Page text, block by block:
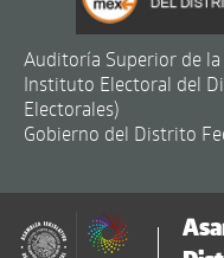
Auditoría Superior de la
Instituto Electoral del
Electorales)
Gobierno del Distrito